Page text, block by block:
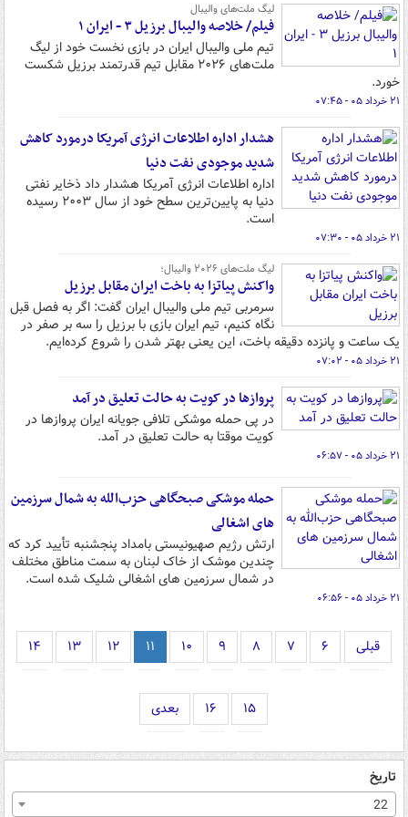
لیگ ملت‌های والیبال
فیلم/ خلاصه والیبال برزیل ۳ - ایران ۱
تیم ملی والیبال ایران در بازی نخست خود از لیگ
ملت‌های ۲۰۲۶ مقابل تیم قدرتمند برزیل شکست
خورد.
۲۱ خرداد ۰۵ - ۰۷:۴۵
هشدار اداره اطلاعات انرژی آمریکا درمورد کاهش
شدید موجودی نفت دنیا
اداره اطلاعات انرژی آمریکا هشدار داد ذخایر نفتی
دنیا به پایین‌ترین سطح خود از سال ۲۰۰۳ رسیده
است.
۲۱ خرداد ۰۵ - ۰۷:۳۰
لیگ ملت‌های ۲۰۲۶ والیبال؛
واکنش پیاتزا به باخت ایران مقابل برزیل
سرمربی تیم ملی والیبال ایران گفت: اگر به فصل قبل
نگاه کنیم، تیم ایران بازی با برزیل را سه بر صفر در
یک ساعت و پانزده دقیقه باخت، این یعنی بهتر شدن را شروع کرده‌ایم.
۲۱ خرداد ۰۵ - ۰۷:۰۲
پروازها در کویت به حالت تعلیق در آمد
در پی حمله موشکی تلافی جویانه ایران پروازها در
کویت موقتا به حالت تعلیق در آمد.
۲۱ خرداد ۰۵ - ۰۶:۵۷
حمله موشکی صبحگاهی حزب‌الله به شمال سرزمین
های اشغالی
ارتش رژیم صهیونیستی بامداد پنجشنبه تأیید کرد که
چندین موشک از خاک لبنان به سمت مناطق مختلف
در شمال سرزمین های اشغالی شلیک شده است.
۲۱ خرداد ۰۵ - ۰۶:۵۶
قبلی ۶ ۷ ۸ ۹ ۱۰ ۱۱ ۱۲ ۱۳ ۱۴
۱۵ ۱۶ بعدی
تاریخ
22